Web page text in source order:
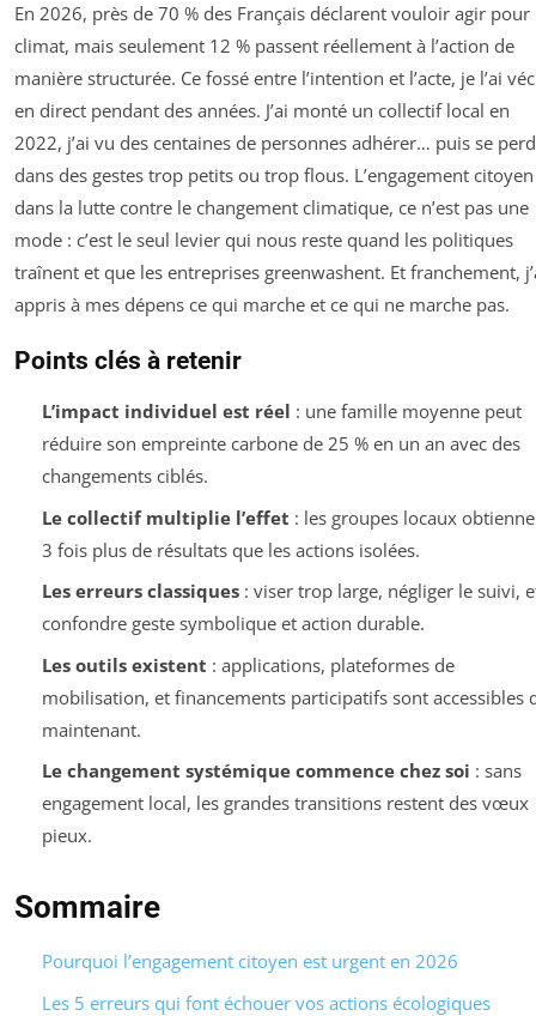
En 2026, près de 70 % des Français déclarent vouloir agir pour
climat, mais seulement 12 % passent réellement à l’action de
manière structurée. Ce fossé entre l’intention et l’acte, je l’ai
en direct pendant des années. J’ai monté un collectif local en
2022, j’ai vu des centaines de personnes adhérer… puis se
dans des gestes trop petits ou trop flous. L’engagement citoyen
dans la lutte contre le changement climatique, ce n’est pas une
mode : c’est le seul levier qui nous reste quand les politiques
traînent et que les entreprises greenwashent. Et franchement,
appris à mes dépens ce qui marche et ce qui ne marche pas.
Points clés à retenir
L’impact individuel est réel : une famille moyenne peut
réduire son empreinte carbone de 25 % en un an avec des
changements ciblés.
Le collectif multiplie l’effet : les groupes locaux
3 fois plus de résultats que les actions isolées.
Les erreurs classiques: viser trop large, négliger le suivi,
confondre geste symbolique et action durable.
Les outils existent : applications, plateformes de
mobilisation, et financements participatifs sont accessibles
maintenant.
Le changement systémique commence chez soi : sans
engagement local, les grandes transitions restent des vœux
pieux.
Sommaire
Pourquoi l’engagement citoyen est urgent en 2026
Les 5 erreurs qui font échouer vos actions écologiques